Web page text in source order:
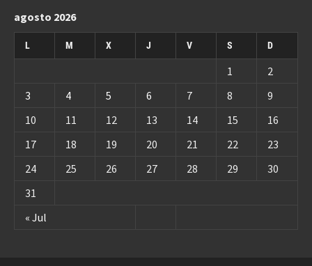
agosto 2026
L M X J V S D
« Jul
1
2
3
4 5 6 7 8
9
10
11 12 13 14 15
16
17
18 19 20 21 22
23
24
25 26 27 28 29
30
31